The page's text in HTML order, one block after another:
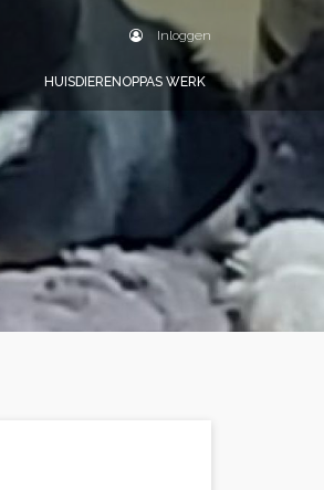
Inloggen
HUISDIERENOPPAS WERK